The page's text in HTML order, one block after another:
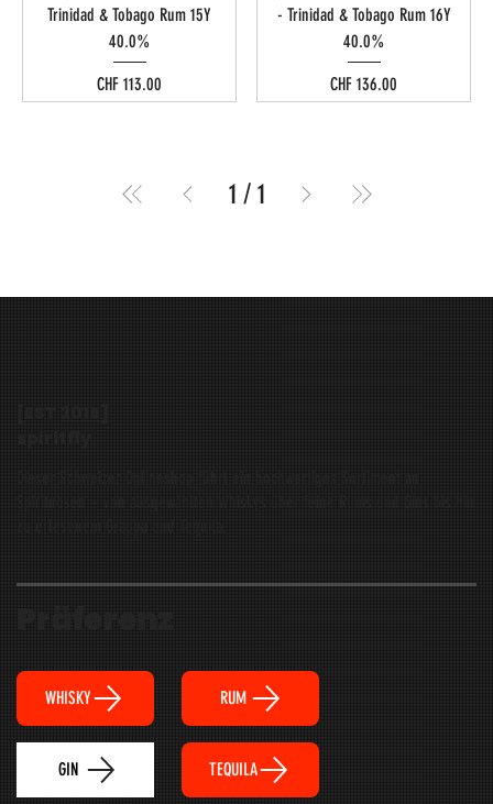
Trinidad & Tobago Rum 15Y
40.0%
Preis
CHF 113.00
- Trinidad & Tobago Rum 16Y
40.0%
Preis
CHF 136.00
1 / 1
WHISKY
GIN
RUM
TEQUILA